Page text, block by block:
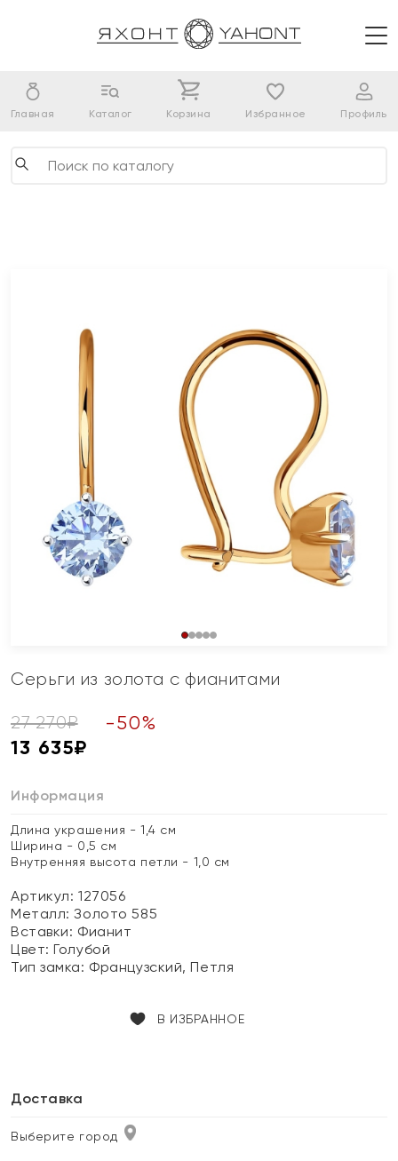
Главная Каталог Корзина Избранное Профиль
Серьги из золота с фианитами
27 270₽ -50%
13 635₽
Информация
Длина украшения - 1,4 см
Ширина - 0,5 см
Внутренняя высота петли - 1,0 см
Артикул: 127056
Металл:Золото 585
Вставки: Фианит
Цвет:Голубой
Тип замка: Французский, Петля
В ИЗБРАННОЕ
Доставка
Выберите город